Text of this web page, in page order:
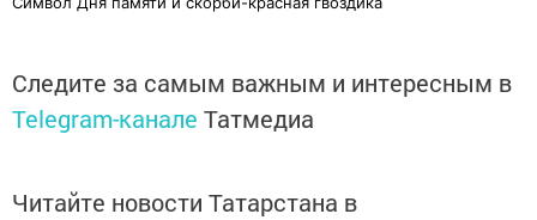
Следите за самым важным и интересным в
Telegram-канале Татмедиа
Читайте новости Татарстана в